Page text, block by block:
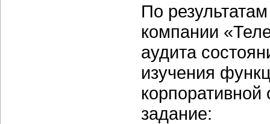
По
компании
аудита
изучения
задание: